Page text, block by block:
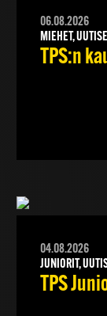
06.08.2026
MIEHET,
TPS:n
04.08.2026
JUNIORIT,
TPS